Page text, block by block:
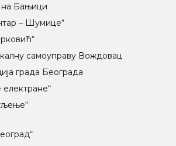
Бањици
– Шумице“
самоуправу Вождовац
града Београда